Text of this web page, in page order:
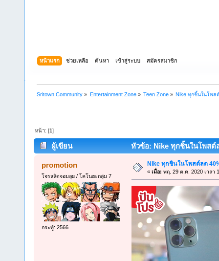
หน้าแรก ช่วยเหลือ ค้นหา เข้าสู่ระบบ สมัครสมาชิก
Sritown Community » Entertainment Zone» Teen Zone» Nike ทุกชิ้นในโพส
หน้า: [1]
ผู้เขียน หัวข้อ: Nike ทุกชิ้นในโพสต์
promotion
โจรสลัดจอมลุย / โคโนฮะกลุ่ม 7
กระทู้: 2566
Nike ทุกชิ้นในโพสต์ลด
« เมื่อ: พฤ. 29 ต.ค. 2020 เวลา